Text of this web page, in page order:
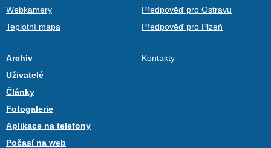
Webkamery
Teplotní mapa
Předpověď pro Ostravu
Předpověď pro Plzeň
Archiv
Uživatelé
Články
Fotogalerie
Aplikace na telefony
Počasí na web
Kontakty